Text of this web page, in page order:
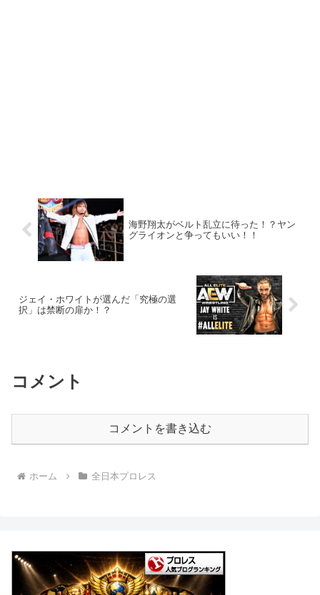
海野翔太がベルト乱立に待った！？ヤン
グライオンと争ってもいい！！
ジェイ・ホワイトが選んだ「究極の選
択」は禁断の扉か！？
コメント
コメントを書き込む
ホーム 全日本プロレス